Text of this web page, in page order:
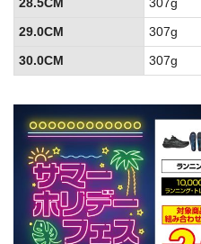
29.0CM
307g
30.0CM
307g